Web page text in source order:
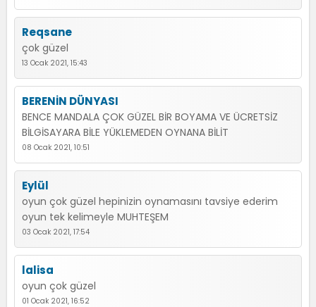
Reqsane
çok güzel
13 Ocak 2021, 15:43
BERENİN DÜNYASI
BENCE MANDALA ÇOK GÜZEL BİR BOYAMA VE ÜCRETSİZ
BİLGİSAYARA BİLE YÜKLEMEDEN OYNANA BİLİT
08 Ocak 2021, 10:51
Eylül
oyun çok güzel hepinizin oynamasını tavsiye ederim
oyun tek kelimeyle MUHTEŞEM
03 Ocak 2021, 17:54
lalisa
oyun çok güzel
01 Ocak 2021, 16:52